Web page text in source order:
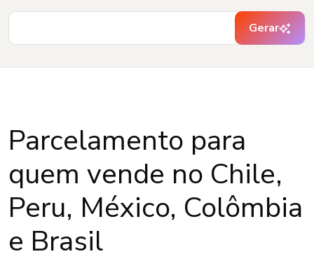
Gerar
Parcelamento para
quem vende no Chile,
Peru, México, Colômbia
e Brasil